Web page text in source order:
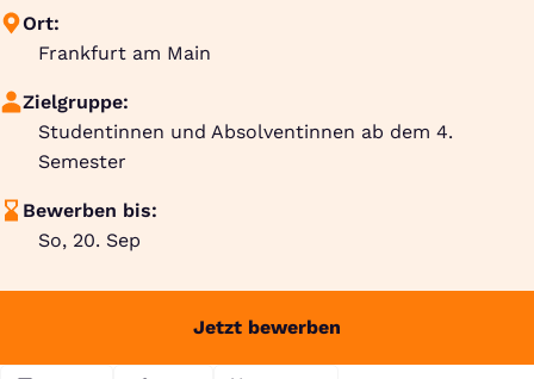
Ort:
Frankfurt am Main
Zielgruppe:
Studentinnen und Absolventinnen ab dem 4.
Semester
Bewerben bis:
So, 20. Sep
Jetzt bewerben